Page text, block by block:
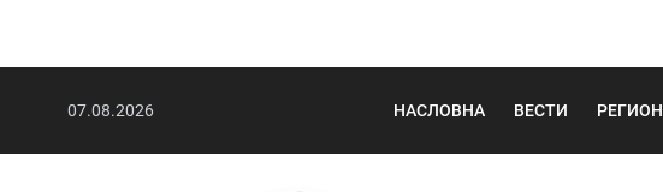
07.08.2026 НАСЛОВНА ВЕСТИ РЕГИОН